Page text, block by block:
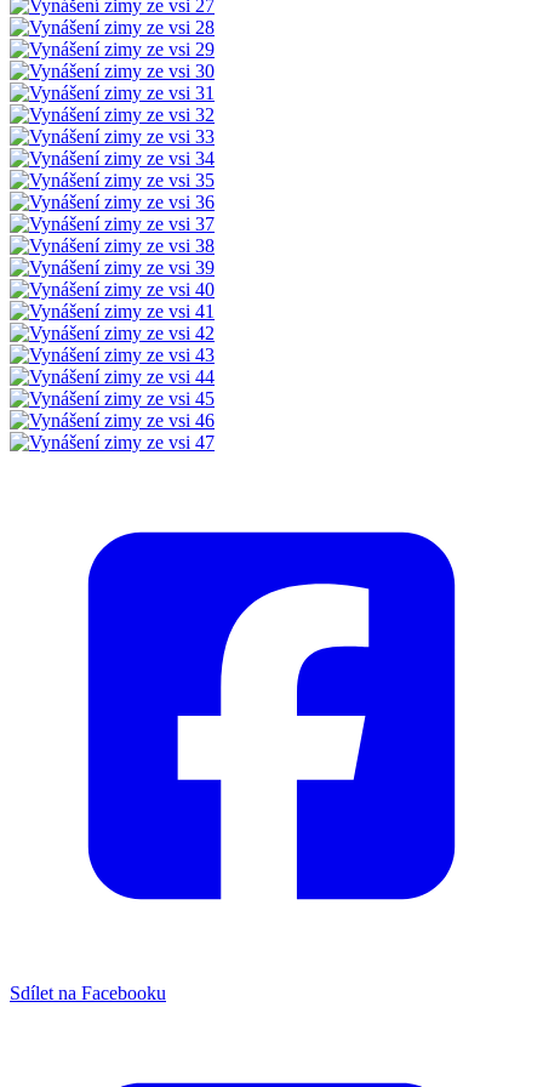
Sdílet na Facebooku